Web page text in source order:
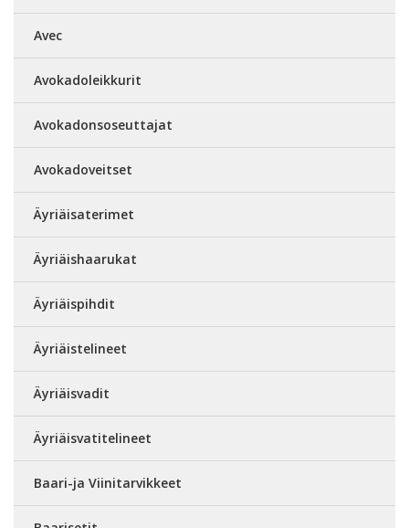
Avec
Avokadoleikkurit
Avokadonsoseuttajat
Avokadoveitset
Äyriäisaterimet
Äyriäishaarukat
Äyriäispihdit
Äyriäistelineet
Äyriäisvadit
Äyriäisvatitelineet
Baari-ja Viinitarvikkeet